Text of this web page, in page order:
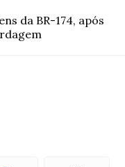
da BR-174, após